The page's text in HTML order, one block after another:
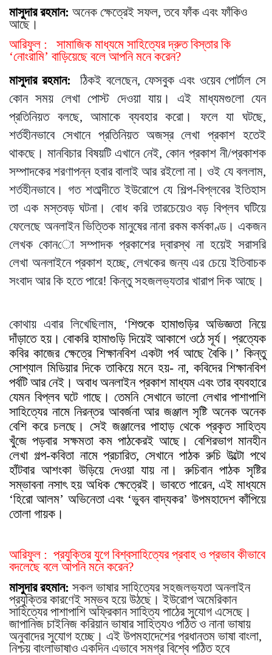
মাসুদার রহমান: অনেক ক্ষেত্রেই সফল, তবে ফাঁক এবং ফাঁকিও
আছে।
আরিফুল : সামাজিক মাধ্যমে সাহিত্যের দ্রুত বিস্তার কি
‘নোংরামি’ বাড়িয়েছে বলে আপনি মনে করেন?
মাসুদার রহমান:
ঠিকই বলেছেন, ফেসবুক এবং ওয়েব পোর্টাল সে
কোন সময় লেখা পোস্ট দেওয়া যায়। এই মাধ্যমগুলো যেন
প্রতিনিয়ত বলছে, আমাকে ব্যবহার করো। ফলে যা ঘটছে,
শর্তহীনভাবে সেখানে প্রতিনিয়ত অজস্র লেখা প্রকাশ হতেই
থাকছে। মানবিচার বিষয়টি এখানে নেই, কোন প্রকাশ নী/প্রকাশক
সম্পাদকের শরণাপন্ন হবার বালাই আর রইলো না। ওই যে বললাম,
শর্তহীনভাবে। গত শতাব্দীতে ইউরোপে যে শিল্প-বিপ্লবের ইতিহাস
তা এক মস্তবড় ঘটনা। বোধ করি তারচেয়েও বড় বিপ্লব ঘটিয়ে
ফেলেছে অনলাইন ভিত্তিক মানুষের নানা রকম কর্মকাণ্ড। একজন
লেখক কোনোসম্পাদক প্রকাশের দ্বারস্থ না হয়েই সরাসরি
লেখা অনলাইনে প্রকাশ হচ্ছে, লেখকের জন্য এর চেয়ে ইতিবাচক
সংবাদ আর কি হতে পারে! কিন্তু সহজলভ্যতার খারাপ দিক আছে।
কোথায় এবার লিখেছিলাম, ‘শিশুকে হামাগুড়ির অভিজ্ঞতা নিয়ে
দাঁড়াতে হয়। বোকরি হামাগুড়ি দিয়েই আকাশে ওঠে সূর্য। প্রত্যেক
কবির কাজের ক্ষেত্রে শিক্ষানবিশ একটা পর্ব আছে বৈকি।’ কিন্তু
সোশ্যাল মিডিয়ার দিকে তাকিয়ে মনে হয়- না, কবিদের শিক্ষানবিশ
পর্বটি আর নেই। অবাধ অনলাইন প্রকাশ মাধ্যম এবং তার ব্যবহারে
যেমন বিপ্লব ঘটে গাছে। তেমনি সেখানে ভালো লেখার পাশাপাশি
সাহিত্যের নামে নিরন্তর আবর্জনা আর জঞ্জাল সৃষ্টিঅনেক অনেক
বেশি করে চলছে। সেই জঞ্জালের পাহাড় থেকে প্রকৃত সাহিত্য
খুঁজে পড়বার সক্ষমতা কম পাঠকেরই আছে। বেশিরভাগ মানহীন
লেখা গল্প-কবিতা নামে প্রচারিত, সেখানে পাঠক রুচি উল্টো পথে
হাঁটবার আশংকা উড়িয়ে দেওয়া যায় না। রুচিবান পাঠক সৃষ্টির
সম্ভাবনা নসাৎহয় অধিক ক্ষেত্রেই। ভাবতে পারেন, এই মাধ্যমে
‘হিরো আলম’ অভিনেতা এবং ‘ভুবন বাদ্যকর’ উপমহাদেশ কাঁপিয়ে
তোলা গায়ক।
আরিফুল : প্রযুক্তির যুগে বিশ্বসাহিত্যের প্রবাহ ও প্রভাব কীভাবে
বদলেছে বলে আপনি মনে করেন?
মাসুদার রহমান: সকল ভাষার সাহিত্যের সহজলভ্যতা অনলাইন
প্রযুক্তির কারণেই সম্ভব হয়ে উঠছে। ইউরোপ অমেরিকান
সাহিত্যের পাশাপাশি অফ্রিকান সাহিত্য পাঠের সুযোগ এসেছে।
জাপানিজ চাইনিজ করিয়ান ভাষার সাহিত্যও পঠিত ও নানা ভাষায়
অনুবাদের সুযোগ হচ্ছে। এই উপমহাদেশের প্রধানতম ভাষা বাংলা,
নিশ্চয় বাংলাভাষাও একদিন এভাবে সমগ্র বিশ্বে পঠিত হবে